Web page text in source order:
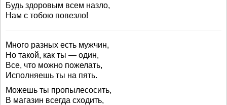
Будь здоровым всем назло,
Нам с тобою повезло!
Много разных есть мужчин,
Но такой, как ты — один,
Все, что можно пожелать,
Исполняешь ты на пять.
Можешь ты пропылесосить,
В магазин всегда сходить,